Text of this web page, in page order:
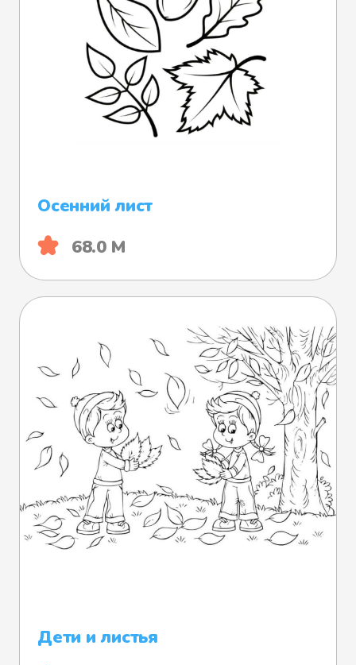
Осенний лист
68.0 М
Дети и листья